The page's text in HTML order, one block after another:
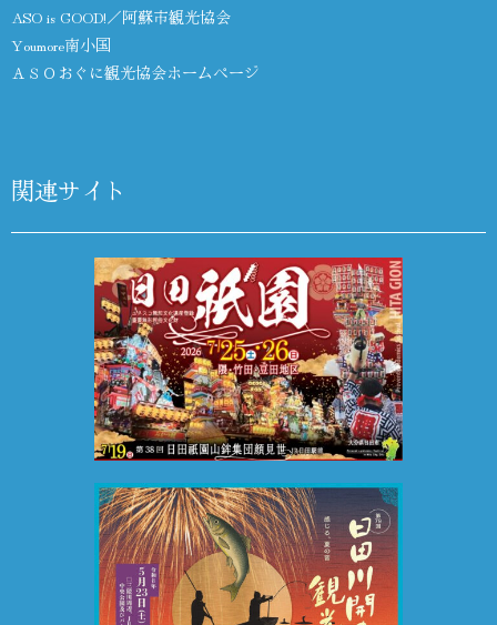
ASO is GOOD!／阿蘇市観光協会
Youmore南小国
ＡＳＯおぐに観光協会ホームページ
関連サイト